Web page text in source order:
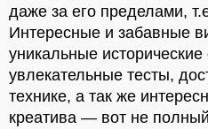
даже за его пределами,
Интересные и забавные
уникальные
увлекательные тесты,
технике, а так же
креатива — вот не